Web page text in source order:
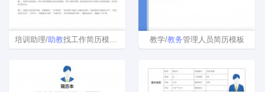
培训助理/助教找工作简历模板下载 教学/教务管理人员简历模板